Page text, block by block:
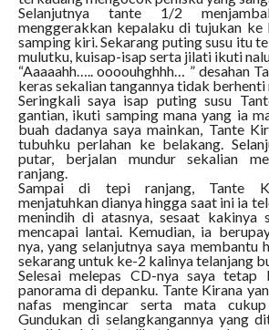
Selanjutnya tante 1/2
menggerakkan kepalaku di tujukan ke
samping kiri. Sekarang puting susu itu
mulutku, kuisap-isap serta jilati ikuti
“Aaaaahh….. oooouhghhh… ” desahan
keras sekalian tangannya tidak
Seringkali saya isap puting susu
gantian, ikuti samping mana yang ia
buah dadanya saya mainkan, Tante
tubuhku perlahan ke belakang.
putar, berjalan mundur sekalian
ranjang.
Sampai di tepi ranjang, Tante
menjatuhkan dianya hingga saat ini ia
menindih di atasnya, sesaat kakinya
mencapai lantai. Kemudian, ia
nya, yang selanjutnya saya membantu
sekarang untuk ke-2 kalinya telanjang
Selesai melepas CD-nya saya
panorama di depanku. Tante Kirana
nafas mengincar serta mata
Gundukan di selangkangannya yang